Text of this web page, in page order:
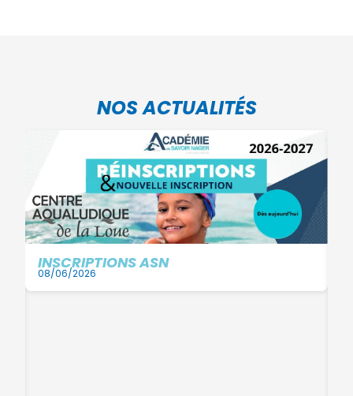
NOS ACTUALITÉS
INSCRIPTIONS ASN
08/06/2026